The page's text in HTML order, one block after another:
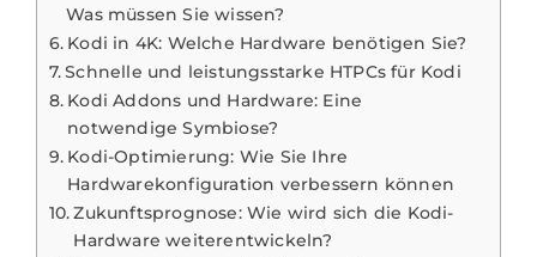
Was müssen Sie wissen?
Kodi in 4K: Welche Hardware benötigen Sie?
Schnelle und leistungsstarke HTPCs für Kodi
Kodi Addons und Hardware: Eine
notwendige Symbiose?
Kodi-Optimierung: Wie Sie Ihre
Hardwarekonfiguration verbessern können
Zukunftsprognose: Wie wird sich die Kodi-
Hardware weiterentwickeln?